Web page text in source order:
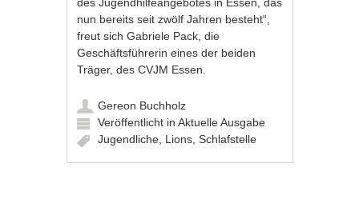
nun bereits seit zwölf Jahren besteht“,
freut sich Gabriele Pack, die
Geschäftsführerin eines der beiden
Träger, des CVJM Essen.
Gereon Buchholz
Veröffentlicht inAktuelle Ausgabe
Jugendliche Lions ,Schlafstelle